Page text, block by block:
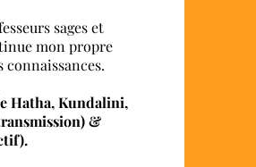
sages et
mon propre
connaissances.
Hatha, Kundalini,
&